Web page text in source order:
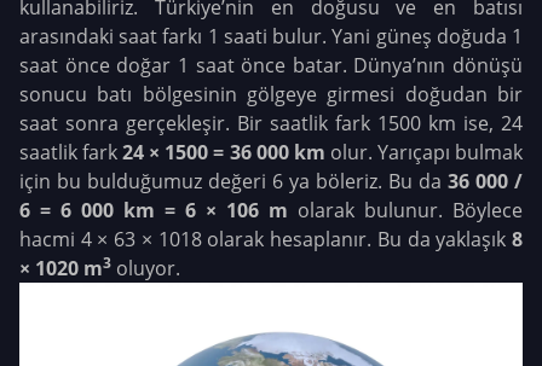
kullanabiliriz. Türkiye’nin en doğusu ve en batısı
arasındaki saat farkı 1 saati bulur. Yani güneş doğuda 1
saat önce doğar 1 saat önce batar. Dünya’nın dönüşü
sonucu batı bölgesinin gölgeye girmesi doğudan bir
saat sonra gerçekleşir. Bir saatlik fark 1500 km ise, 24
saatlik fark24 × 1500 = 36 000 km olur. Yarıçapı bulmak
için bu bulduğumuz değeri 6 ya böleriz. Bu da 36 000 /
6 = 6 000 km = 6 × 106 m olarak bulunur. Böylece
hacmi 4 × 63 × 1018 olarak hesaplanır. Bu da yaklaşık 8
× 1020 m3 oluyor.